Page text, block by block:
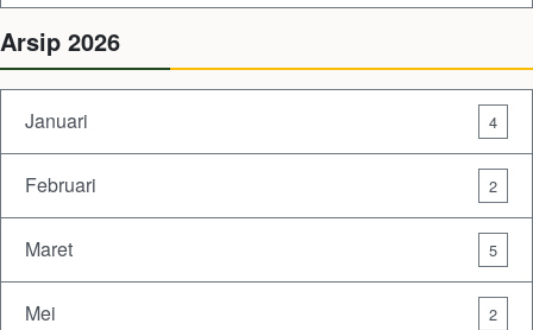
Arsip 2026
Januari 4
Februari 2
Maret 5
Mei 2